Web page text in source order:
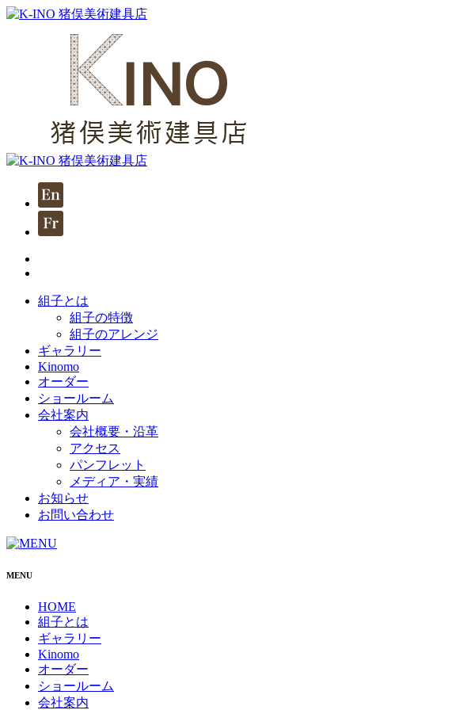
組子とは
組子の特徴
組子のアレンジ
ギャラリー
Kinomo
オーダー
ショールーム
会社案内
会社概要・沿革
アクセス
パンフレット
メディア・実績
お知らせ
お問い合わせ
MENU
HOME
組子とは
ギャラリー
Kinomo
オーダー
ショールーム
会社案内